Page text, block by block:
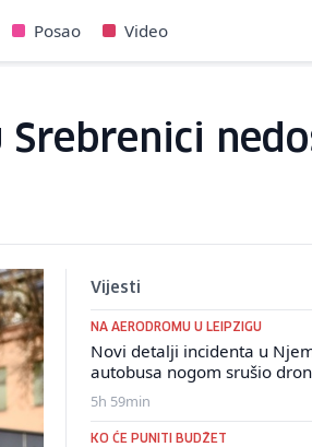
Posao Video
Vijesti
NA AERODROMU U LEIPZIGU
Novi detalji incidenta u
autobusa nogom srušio
5h 59min
KO ĆE PUNITI BUDŽET